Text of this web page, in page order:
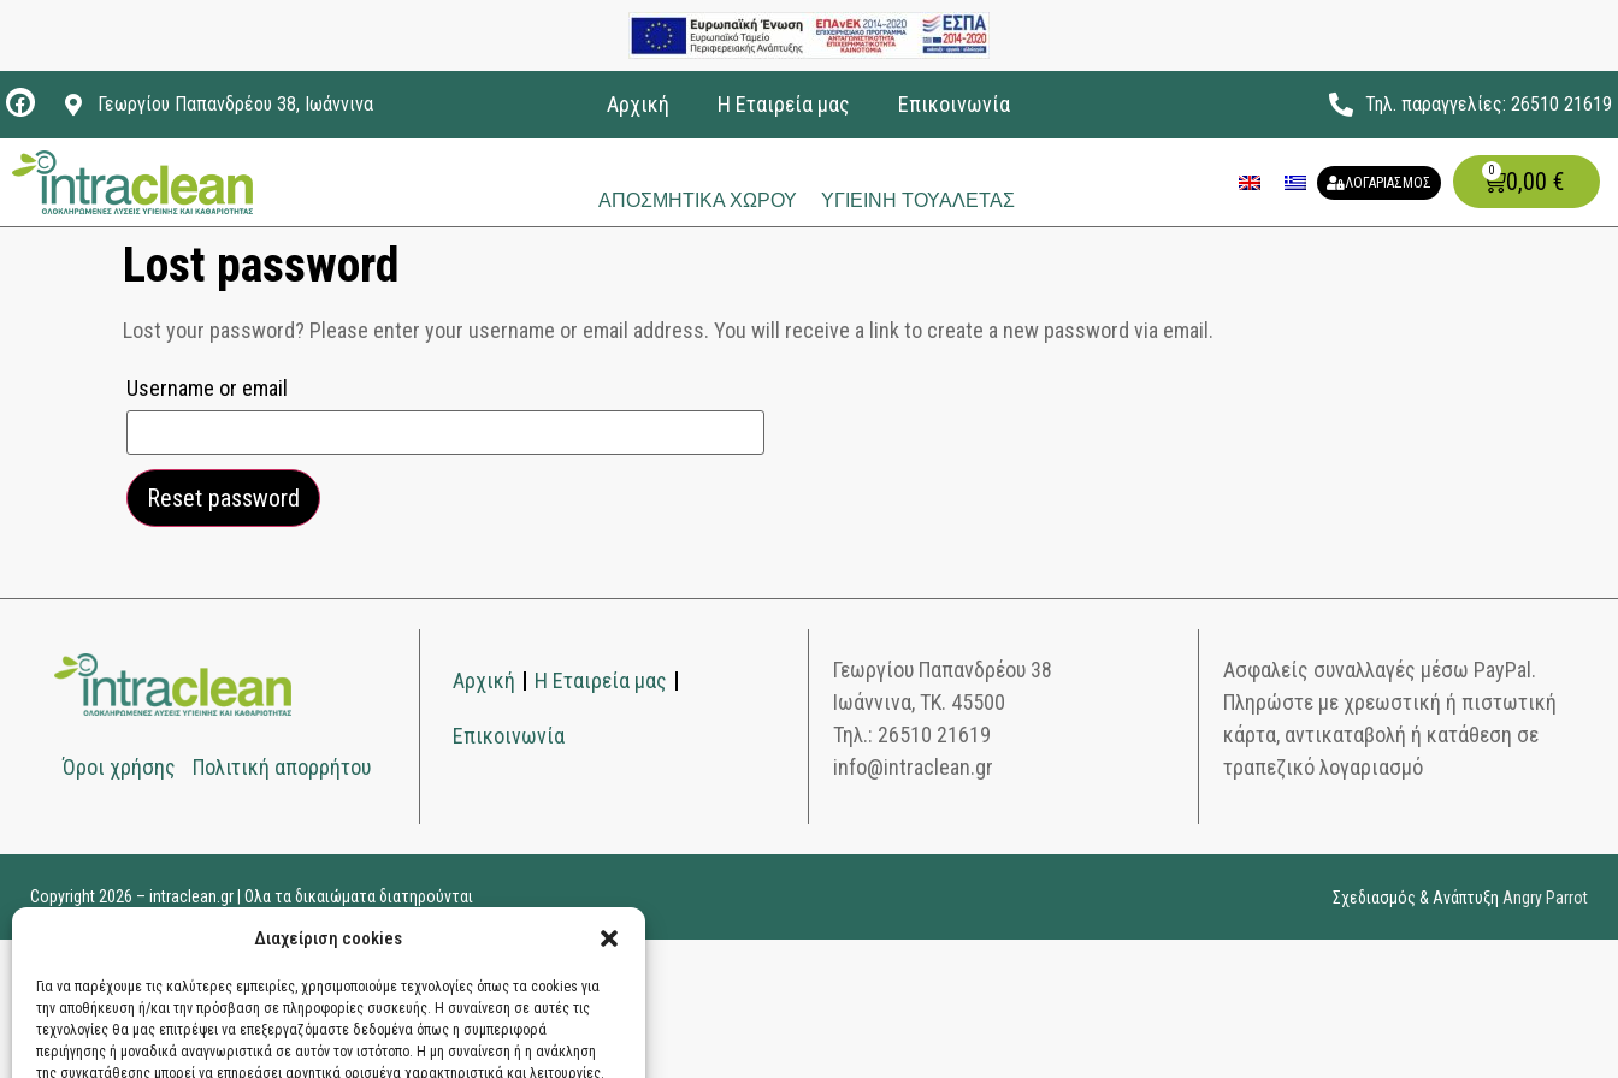
Διαχείριση cookies
Για να παρέχουμε τις καλύτερες εμπειρίες, χρησιμοποιούμε τεχνολογίες όπως τα cookies για
την αποθήκευση ή/και την πρόσβαση σε πληροφορίες συσκευής. Η συναίνεση σε αυτές τις
τεχνολογίες θα μας επιτρέψει να επεξεργαζόμαστε δεδομένα όπως η συμπεριφορά
περιήγησης ή μοναδικά αναγνωριστικά σε αυτόν τον ιστότοπο. Η μη συναίνεση ή η ανάκληση
της συγκατάθεσης μπορεί να επηρεάσει αρνητικά ορισμένα χαρακτηριστικά και λειτουργίες.
Γεωργίου Παπανδρέου 38, Ιωάννινα Αρχική Η Εταιρεία μας Επικοινωνία Τηλ. παραγγελίες: 26510 21619
ΑΠΟΣΜΗΤΙΚΑ ΧΩΡΟΥ ΥΓΙΕΙΝΗ ΤΟΥΑΛΕΤΑΣ
ΛΟΓΑΡΙΑΣΜΟΣ 0,00€
0
Lost password
Lost your password? Please enter your username or email address. You will receive a link to create a new password via email.
Username or email
Reset password
Όροι χρήσης Πολιτική απορρήτου
Αρχική Η Εταιρεία μας
Επικοινωνία
Γεωργίου Παπανδρέου 38
Ιωάννινα, ΤΚ. 45500
Τηλ.: 26510 21619
info@intraclean.gr
Ασφαλείς συναλλαγές μέσω PayPal.
Πληρώστε με χρεωστική ή πιστωτική
κάρτα, αντικαταβολή ή κατάθεση σε
τραπεζικό λογαριασμό
Copyright 2026 – intraclean.gr | Ολα τα δικαιώματα διατηρούνται Σχεδιασμός & Ανάπτυξη Angry Parrot